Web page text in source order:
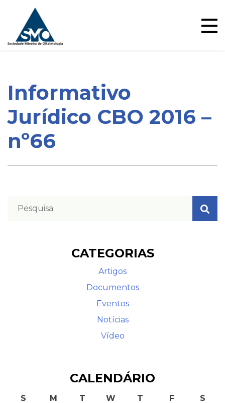
content
Blog
Informativo
Jurídico CBO 2016 –
nº66
CATEGORIAS
Artigos
Documentos
Eventos
Notícias
Vídeo
CALENDÁRIO
S M T W T F
S